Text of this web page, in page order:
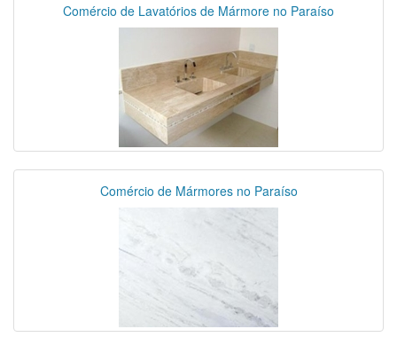
Comércio de Lavatórios de Mármore no Paraíso
Comércio de Mármores no Paraíso